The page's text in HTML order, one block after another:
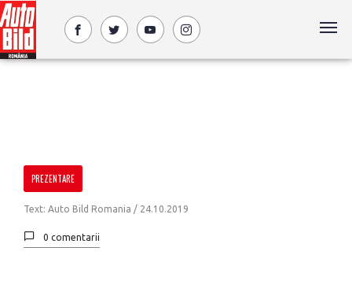
PREZENTARE
Text: Auto Bild Romania / 24.10.2019
0 comentarii